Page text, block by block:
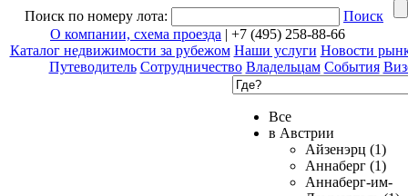
Поиск по номеру лота:
Поиск
О компании, схема проезда | +7 (495) 258-88-66
Каталог недвижимости за рубежом Наши услуги Новости
Путеводитель Сотрудничество Владельцам События
Все
в Австрии
Айзенэрц (1)
Аннаберг (1)
Аннаберг-им-